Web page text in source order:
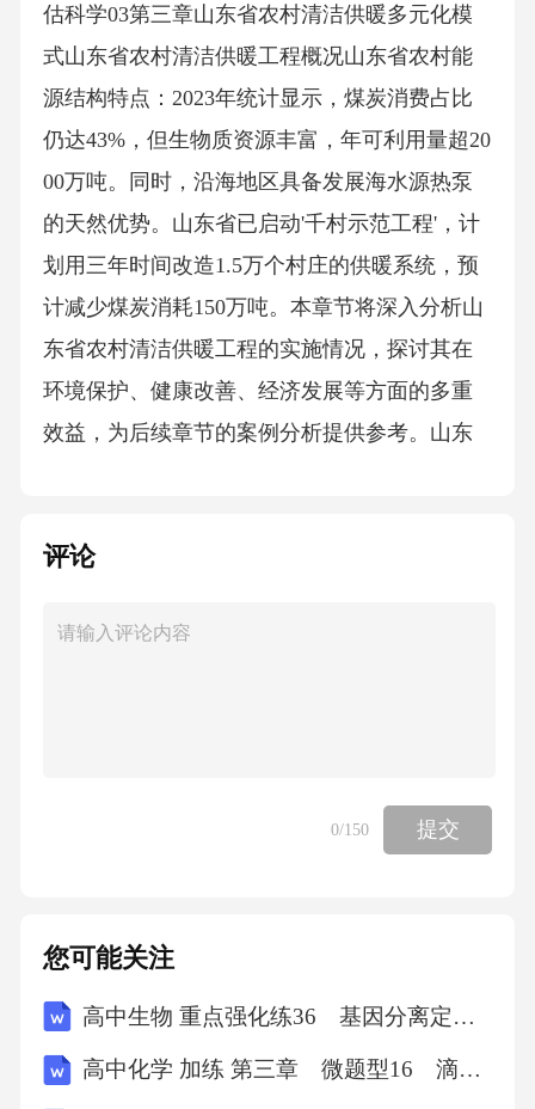
估科学03第三章山东省农村清洁供暖多元化模
式山东省农村清洁供暖工程概况山东省农村能
源结构特点：2023年统计显示，煤炭消费占比
仍达43%，但生物质资源丰富，年可利用量超20
00万吨。同时，沿海地区具备发展海水源热泵
的天然优势。山东省已启动'千村示范工程'，计
划用三年时间改造1.5万个村庄的供暖系统，预
计减少煤炭消耗150万吨。本章节将深入分析山
东省农村清洁供暖工程的实施情况，探讨其在
环境保护、健康改善、经济发展等方面的多重
效益，为后续章节的案例分析提供参考。山东
空气质量明显改善呼吸道疾病发病率显著降低
清洁供暖工程典型案例济南市案例成为山东省
创新领先管理机制完善政府高度重视，政策支
持力度大补贴标准合理，农户积极性高技术研
村清洁供暖的经济效益分析农村清洁供暖工程
投资成本分析农村清洁供暖工程的经济效益分
析是一个复杂的问题，涉及到投资成本、运行
评论
0/150 提交
您可能关注
高中生物 重点强化练36 基因分离定律“特殊比例”的相关题型
高中化学 加练 第三章 微题型16 滴定实验操作分析